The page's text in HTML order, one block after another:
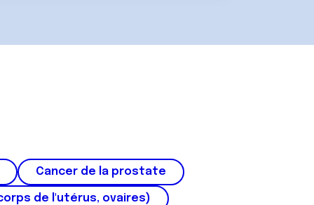
Cancer de la prostate
de l'utérus, ovaires)